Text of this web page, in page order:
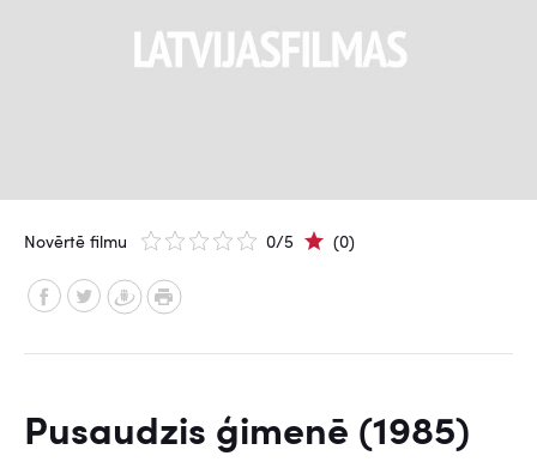
Novērtē filmu 0/5 (0)
Pusaudzis ģimenē (1985)